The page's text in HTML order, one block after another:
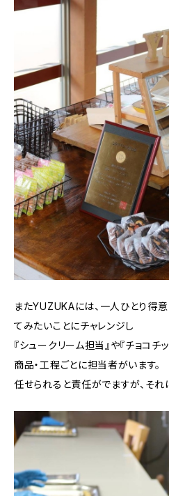
またYUZUKAには、一人ひとり得意
てみたいことにチャレンジし
『シュークリーム担当』や『チョコ
商品・工程ごとに担当者がいます。
任せられると責任がでますが、それ